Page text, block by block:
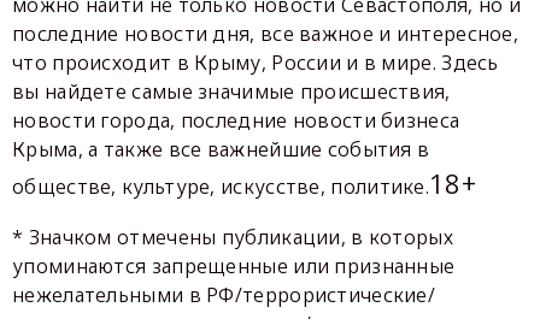
последние новости дня, все важное и интересное,
что происходит в Крыму, России и в мире. Здесь
вы найдете самые значимые происшествия,
новости города, последние новости бизнеса
Крыма, а также все важнейшие события в
обществе, культуре, искусстве, политике.18+
* Значком отмечены публикации, в которых
упоминаются запрещенные или признанные
нежелательными в РФ/террористические/